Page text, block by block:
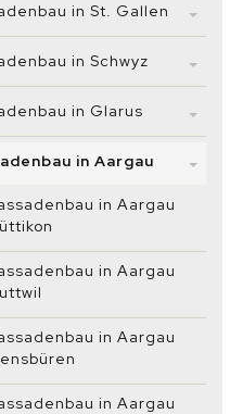
in St. Gallen
in Schwyz
in Glarus
in Aargau
in Aargau
in Aargau
in Aargau
in Aargau